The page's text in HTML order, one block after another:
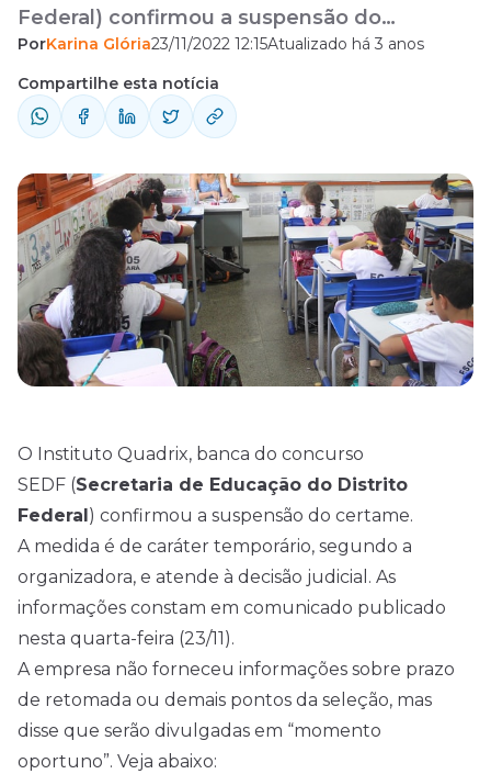
Federal) confirmou a suspensão do
certame. A medida é de caráter temporário,
segundo a organizadora, e atende à decisão
judicial. As informações constam em
comunicado publicado nesta quarta-feira
(23/11). A empresa não forneceu
informações sobre prazo de retomada ou
demais pontos da seleção, mas disse ...
PorKarina Glória23/11/2022 12:15Atualizado há 3 anos
Compartilhe esta notícia
O Instituto Quadrix, banca do concurso
SEDF (Secretaria de Educação do Distrito
Federal) confirmou a suspensão do certame.
A medida é de caráter temporário, segundo a
organizadora, e atende à decisão judicial. As
informações constam em comunicado publicado
nesta quarta-feira (23/11).
A empresa não forneceu informações sobre prazo
de retomada ou demais pontos da seleção, mas
disse que serão divulgadas em “momento
oportuno”. Veja abaixo: